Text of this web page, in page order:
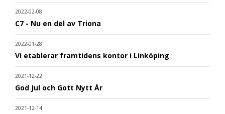
2022-02-08
C7 - Nu en del av Triona
2022-01-28
Vi etablerar framtidens kontor i Linköping
2021-12-22
God Jul och Gott Nytt År
2021-12-14